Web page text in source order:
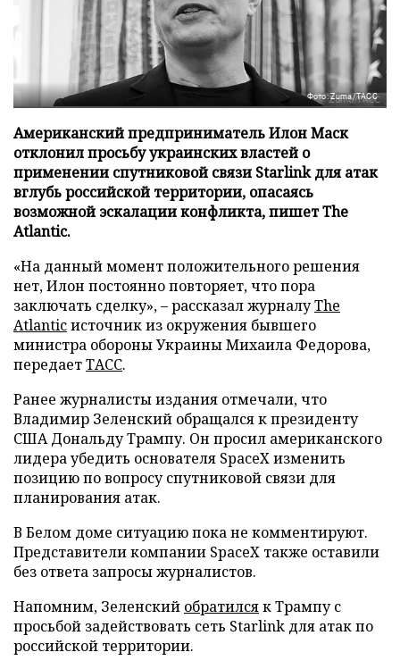
Фото: Zuma/ТАСС
Американский предприниматель Илон Маск
отклонил просьбу украинских властей о
применении спутниковой связи Starlink для атак
вглубь российской территории, опасаясь
возможной эскалации конфликта, пишет The
Atlantic.
«На данный момент положительного решения
нет, Илон постоянно повторяет, что пора
заключать сделку», – рассказал журналуThe
Atlanticисточник из окружения бывшего
министра обороны Украины Михаила Федорова,
передаетТАСС.
Ранее журналисты издания отмечали, что
Владимир Зеленский обращался к президенту
США Дональду Трампу. Он просил американского
лидера убедить основателя SpaceX изменить
позицию по вопросу спутниковой связи для
планирования атак.
В Белом доме ситуацию пока не комментируют.
Представители компании SpaceX также оставили
без ответа запросы журналистов.
Напомним, Зеленский обратилсяк Трампу с
просьбой задействовать сеть Starlink для атак по
российской территории.